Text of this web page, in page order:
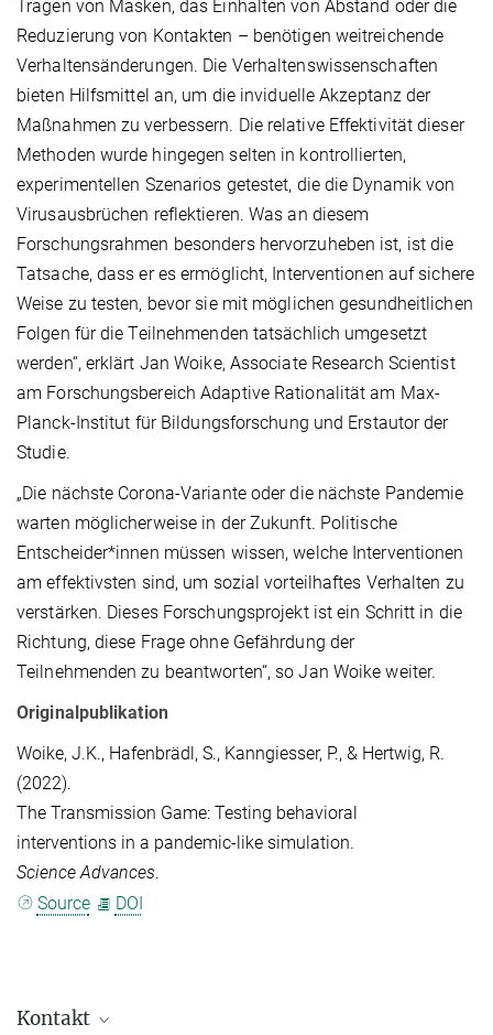
Tragen von Masken, das Einhalten von Abstand oder die
Reduzierung von Kontakten – benötigen weitreichende
Verhaltensänderungen. Die Verhaltenswissenschaften
bieten Hilfsmittel an, um die inviduelle Akzeptanz der
Maßnahmen zu verbessern. Die relative Effektivität dieser
Methoden wurde hingegen selten in kontrollierten,
experimentellen Szenarios getestet, die die Dynamik von
Virusausbrüchen reflektieren. Was an diesem
Forschungsrahmen besonders hervorzuheben ist, ist die
Tatsache, dass er es ermöglicht, Interventionen auf sichere
Weise zu testen, bevor sie mit möglichen gesundheitlichen
Folgen für die Teilnehmenden tatsächlich umgesetzt
werden“, erklärt Jan Woike, Associate Research Scientist
am Forschungsbereich Adaptive Rationalität am Max-
Planck-Institut für Bildungsforschung und Erstautor der
Studie.
„Die nächste Corona-Variante oder die nächste Pandemie
warten möglicherweise in der Zukunft. Politische
Entscheider*innen müssen wissen, welche Interventionen
am effektivsten sind, um sozial vorteilhaftes Verhalten zu
verstärken. Dieses Forschungsprojekt ist ein Schritt in die
Richtung, diese Frage ohne Gefährdung der
Teilnehmenden zu beantworten“, so Jan Woike weiter.
Originalpublikation
Woike, J.K., Hafenbrädl, S., Kanngiesser, P., & Hertwig, R.
(2022).
The Transmission Game: Testing behavioral
interventions in a pandemic-like simulation.
Science Advances.
Source
DOI
Kontakt